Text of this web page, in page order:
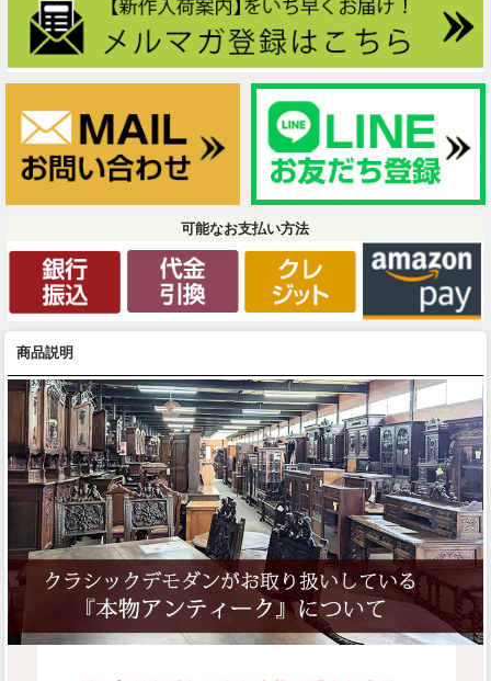
可能なお支払い方法
商品説明